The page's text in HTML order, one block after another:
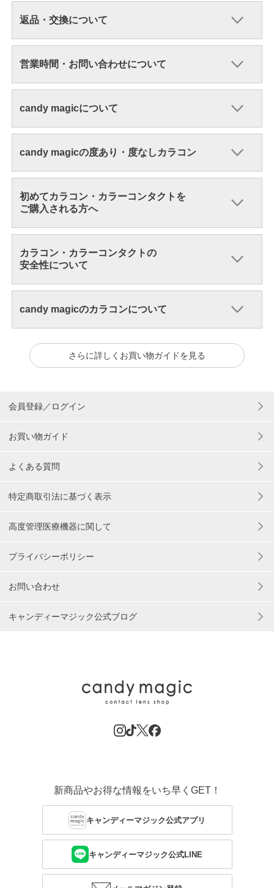
返品・交換について
営業時間・お問い合わせについて
candy magicについて
candy magicの度あり・度なしカラコン
初めてカラコン・カラーコンタクトを
ご購入される方へ
カラコン・カラーコンタクトの
安全性について
candy magicのカラコンについて
さらに詳しくお買い物ガイドを見る
会員登録／ログイン
お買い物ガイド
よくある質問
特定商取引法に基づく表示
高度管理医療機器に関して
プライバシーポリシー
お問い合わせ
キャンディーマジック公式ブログ
新商品やお得な情報をいち早くGET！
キャンディーマジック公式アプリ
キャンディーマジック公式LINE